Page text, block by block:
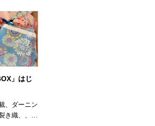
」はじ
、ダーニン
き織、、、